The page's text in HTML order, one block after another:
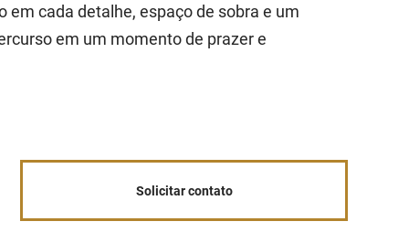
em cada detalhe, espaço de sobra e um
em um momento de prazer e
Solicitar contato